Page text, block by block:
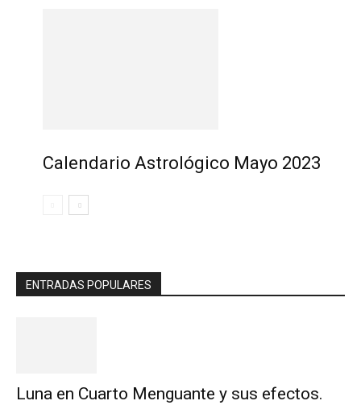
Calendario Astrológico Mayo 2023
ENTRADAS POPULARES
Luna en Cuarto Menguante y sus efectos.